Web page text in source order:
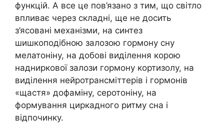
функцій. А все це пов’язано з тим, що світло
впливає через складні, ще не досить
з’ясовані механізми, на синтез
шишкоподібною залозою гормону сну
мелатоніну, на добові виділення корою
надниркової залози гормону кортизолу, на
виділення нейротрансміттерів і гормонів
«щастя» дофаміну, серотоніну, на
формування циркадного ритму сна і
відпочинку.